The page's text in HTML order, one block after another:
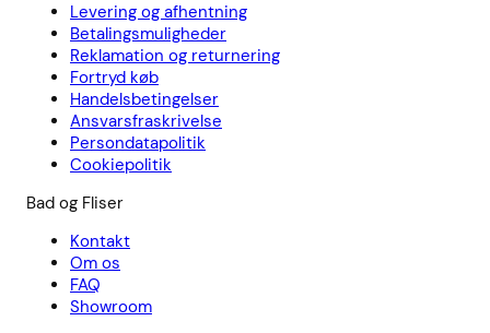
Levering og afhentning
Betalingsmuligheder
Reklamation og returnering
Fortryd køb
Handelsbetingelser
Ansvarsfraskrivelse
Persondatapolitik
Cookiepolitik
Bad og Fliser
Kontakt
Om os
FAQ
Showroom